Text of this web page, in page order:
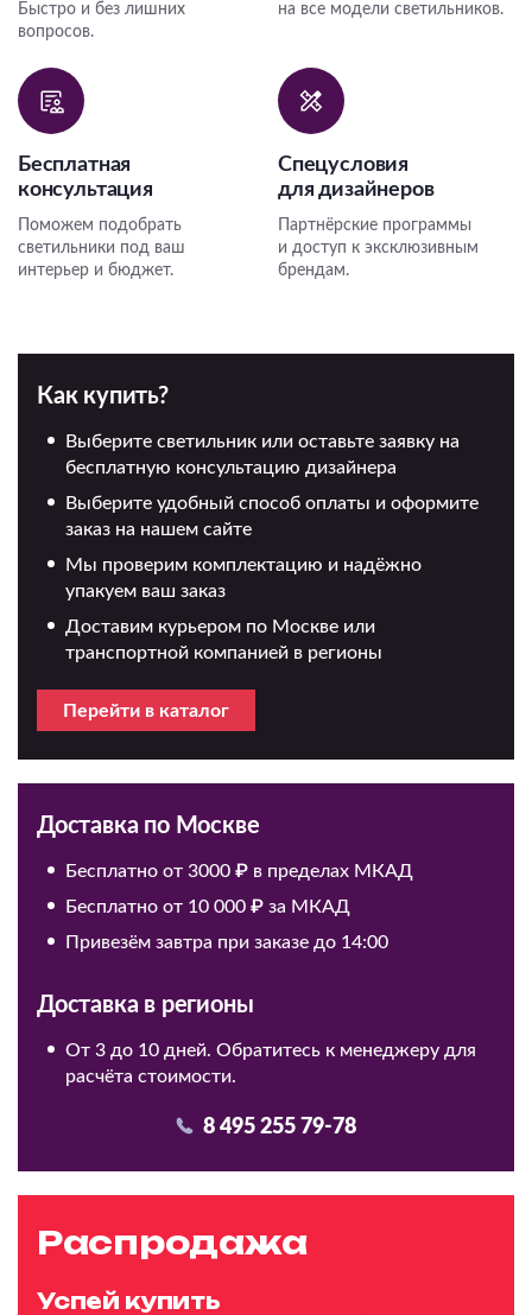
Быстро и без лишних
вопросов.
на все модели светильников.
Бесплатная
консультация
Поможем подобрать
светильники под ваш
интерьер и бюджет.
Спецусловия
для дизайнеров
Партнёрские программы
и доступ к эксклюзивным
брендам.
Как купить?
Выберите светильник или оставьте заявку на
бесплатную консультацию дизайнера
Выберите удобный способ оплаты и оформите
заказ на нашем сайте
Мы проверим комплектацию и надёжно
упакуем ваш заказ
Доставим курьером по Москве или
транспортной компанией в регионы
Перейти в каталог
Доставка по Москве
Бесплатно от 3000 ₽ в пределах МКАД
Бесплатно от 10 000 ₽ за МКАД
Привезём завтра при заказе до 14:00
Доставка в регионы
От 3 до 10 дней. Обратитесь к менеджеру для
расчёта стоимости.
8 495 255 79-78
Распродажа
Успей купить